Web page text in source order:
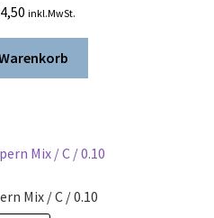
4,50 Aktueller
ist:
€4,50.
inkl.MwSt.
Mix / C / 0.10